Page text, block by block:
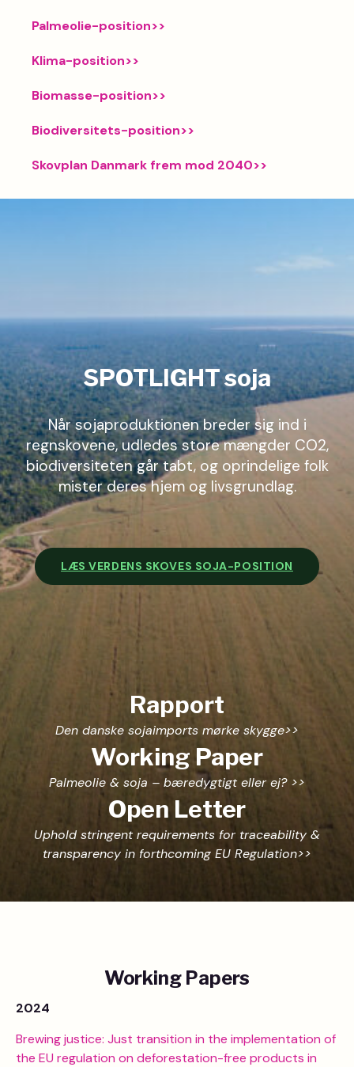
Palmeolie-position>>
Klima-position>>
Biomasse-position>>
Biodiversitets-position>>
Skovplan Danmark frem mod 2040>>
SPOTLIGHT soja
Når sojaproduktionen breder sig ind i
regnskovene, udledes store mængder CO2,
biodiversiteten går tabt, og oprindelige folk
mister deres hjem og livsgrundlag.
LÆS VERDENS SKOVES SOJA-POSITION
Rapport
Den danske sojaimports mørke skygge>>
Working Paper
Palmeolie & soja – bæredygtigt eller ej? >>
Open Letter
Uphold stringent requirements for traceability &
transparency in forthcoming EU Regulation>>
Working Papers
2024
Brewing justice: Just transition in the implementation of
the EU regulation on deforestation-free products in